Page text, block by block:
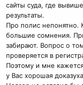
сайты суда, где
результаты.
Про полис непонятно.
большие сомнения.
забирают. Вопрос о
проверяется в
Поэтому и мне
у Вас хорошая